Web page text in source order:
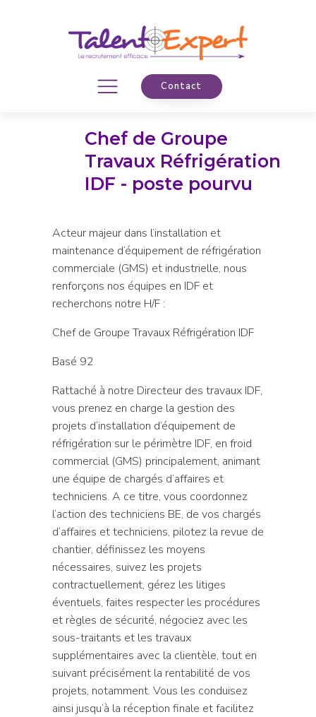
Contact
Chef de Groupe
Travaux Réfrigération
IDF - poste pourvu
Acteur majeur dans l’installation et
maintenance d’équipement de réfrigération
commerciale (GMS) et industrielle, nous
renforçons nos équipes en IDF et
recherchons notre H/F :
Chef de Groupe Travaux Réfrigération IDF
Basé 92
Rattaché à notre Directeur des travaux IDF,
vous prenez en charge la gestion des
projets d’installation d’équipement de
réfrigération sur le périmètre IDF, en froid
commercial (GMS) principalement, animant
une équipe de chargés d’affaires et
techniciens. A ce titre, vous coordonnez
l’action des techniciens BE, de vos chargés
d’affaires et techniciens, pilotez la revue de
chantier, définissez les moyens
nécessaires, suivez les projets
contractuellement, gérez les litiges
éventuels, faites respecter les procédures
et règles de sécurité, négociez avec les
sous-traitants et les travaux
supplémentaires avec la clientèle, tout en
suivant précisément la rentabilité de vos
projets, notamment. Vous les conduisez
ainsi jusqu’à la réception finale et facilitez